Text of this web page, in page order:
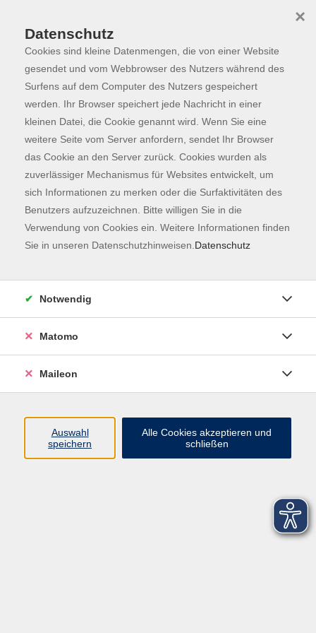
Skip to main content
Programm
Der Kurs konnte nicht gefunden werden.
Kontaktformular
Impressum
AGB
Datenschutzerklärung
Datenschutz
Cookies sind kleine Datenmengen, die von einer Website
gesendet und vom Webbrowser des Nutzers während des
Surfens auf dem Computer des Nutzers gespeichert
werden. Ihr Browser speichert jede Nachricht in einer
kleinen Datei, die Cookie genannt wird. Wenn Sie eine
weitere Seite vom Server anfordern, sendet Ihr Browser
das Cookie an den Server zurück. Cookies wurden als
zuverlässiger Mechanismus für Websites entwickelt, um
sich Informationen zu merken oder die Surfaktivitäten des
Benutzers aufzuzeichnen. Bitte willigen Sie in die
Verwendung von Cookies ein. Weitere Informationen finden
Sie in unseren Datenschutzhinweisen. Datenschutz
×
Notwendig
Matomo
Maileon
Auswahl
speichern
Alle Cookies akzeptieren und
schließen